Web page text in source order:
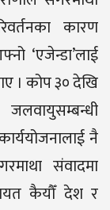
कारण
‘एजेन्डा’लाई
। कोप ३० देखि
नै
संवादमा
कैयौँ देश र